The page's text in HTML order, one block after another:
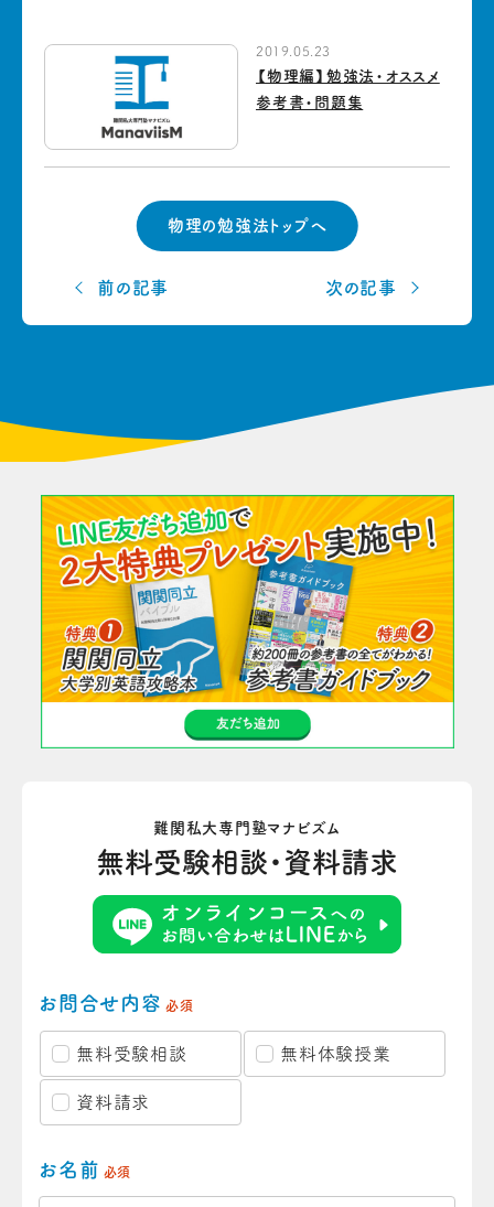
2019.05.23
【物理編】勉強法・オススメ
参考書・問題集
前の記事
物理の勉強法トップへ
次の記事
難関私大専門塾マナビズム
無料受験相談・資料請求
お問合せ内容 必須
無料受験相談 無料体験授業
資料請求
お名前 必須